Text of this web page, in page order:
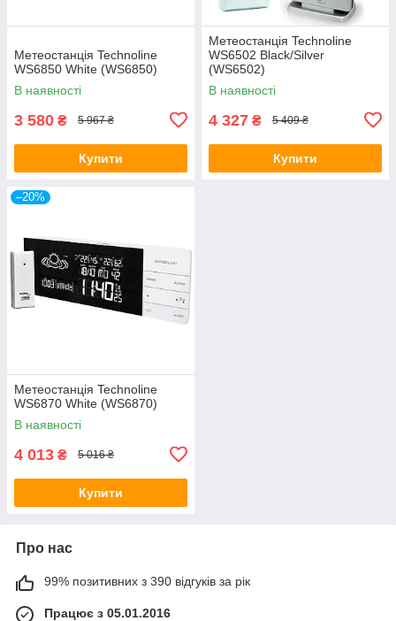
Метеостанція Technoline
WS6850 White (WS6850)
В наявності
3 580 ₴ 5 967 ₴
Купити
Метеостанція Technoline
WS6502 Black/Silver
(WS6502)
В наявності
4 327 ₴ 5 409 ₴
Купити
–20%
Метеостанція Technoline
WS6870 White (WS6870)
В наявності
4 013 ₴ 5 016 ₴
Купити
Про нас
99% позитивних з 390 відгуків за рік
Працює з 05.01.2016